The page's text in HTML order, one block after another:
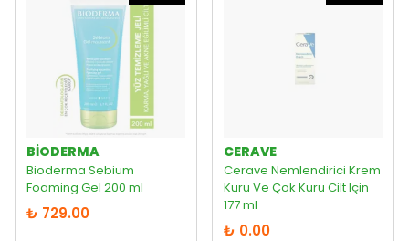
BIODERMA
Bioderma Sebium
Foaming Gel 200 ml
₺ 729.00
CERAVE
Cerave Nemlendirici Krem
Kuru Ve Çok Kuru Cilt Için
177 ml
₺ 0.00